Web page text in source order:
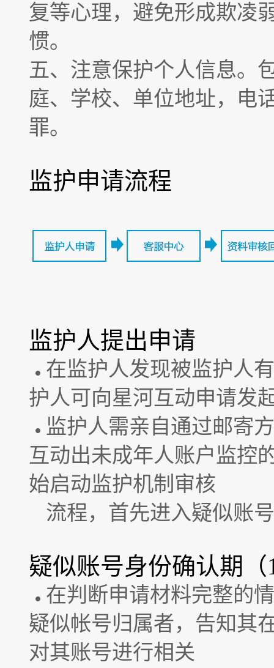
复等心理，避免形成欺凌
惯。
五、注意保护个人信息。
庭、学校、单位地址，电
罪。
监护申请流程
监护人提出申请
在监护人发现被监护人
护人可向星河互动申请发
监护人需亲自通过邮寄
互动出未成年人账户监控
始启动监护机制审核
流程，首先进入疑似账
疑似账号身份确认期
在判断申请材料完整的
疑似帐号归属者，告知其
对其账号进行相关